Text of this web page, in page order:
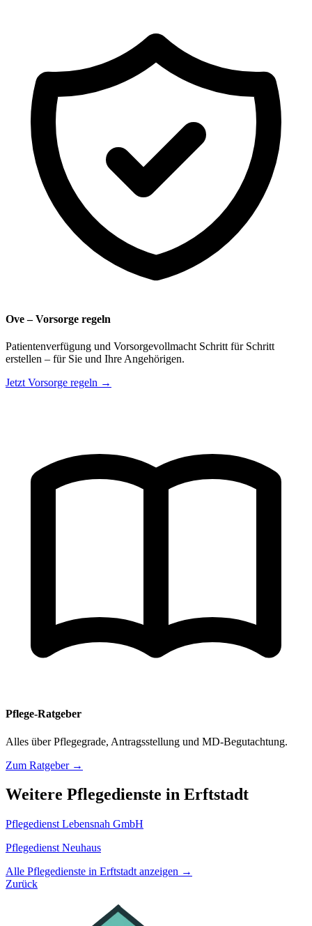
Ove – Vorsorge regeln
Patientenverfügung und Vorsorgevollmacht Schritt für Schritt
erstellen – für Sie und Ihre Angehörigen.
Jetzt Vorsorge regeln →
Pflege-Ratgeber
Alles über Pflegegrade, Antragsstellung und MD-Begutachtung.
Zum Ratgeber →
Weitere Pflegedienste in Erftstadt
Pflegedienst Lebensnah GmbH
Pflegedienst Neuhaus
Alle Pflegedienste in Erftstadt anzeigen →
Zurück